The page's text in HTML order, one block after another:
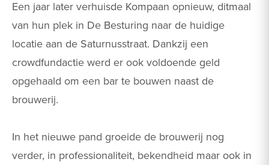
Een jaar later verhuisde Kompaan opnieuw, ditmaal
van hun plek in De Besturing naar de huidige
locatie aan de Saturnusstraat. Dankzij een
crowdfundactie werd er ook voldoende geld
opgehaald om een bar te bouwen naast de
brouwerij.
In het nieuwe pand groeide de brouwerij nog
verder, in professionaliteit, bekendheid maar ook in